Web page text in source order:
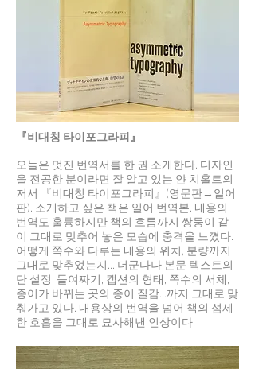
『비대칭 타이포그라피』
오늘은 멋진 번역서를 한 권 소개한다. 디자인
을 전공한 분이라면 잘 알고 있는 얀 치홀트의
저서 『비대칭 타이포그라피』(영문판→일어
판). 소개하고 싶은 책은 일어 번역본. 내용의
번역도 훌륭하지만 책의 흐름까지 쌍둥이 같
이 그대로 맞추어 놓은 모습에 충격을 느꼈다.
어떻게 쪽수와 다루는 내용의 위치, 분량까지
그대로 맞추었는지... 더군다나 본문 텍스트의
단 설정, 들여짜기, 캡션의 형태, 쪽수의 서체,
종이가 바뀌는 곳의 종이 질감...까지 그대로 맞
춰가고 있다. 내용상의 번역을 넘어 책의 섬세
한 호흡을 그대로 묘사해낸 인상이다.